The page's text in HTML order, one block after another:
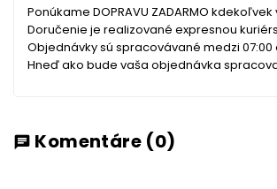
Ponúkame DOPRAVU ZADARMO
Doručenie je realizované expresnou
Objednávky sú spracovávané medzi
Hneď ako bude vaša objednávka
chat Komentáre (0)